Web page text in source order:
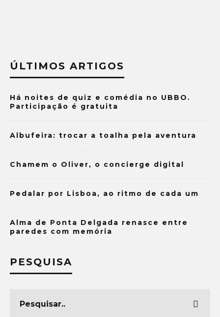
ÚLTIMOS ARTIGOS
Há noites de quiz e comédia no UBBO.
Participação é gratuita
Albufeira: trocar a toalha pela aventura
Chamem o Oliver, o concierge digital
Pedalar por Lisboa, ao ritmo de cada um
Alma de Ponta Delgada renasce entre
paredes com memória
PESQUISA